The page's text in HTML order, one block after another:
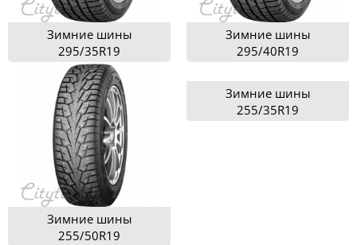
Зимние шины
295/35R19
Зимние шины
295/40R19
Зимние шины
255/50R19
Зимние шины
255/35R19